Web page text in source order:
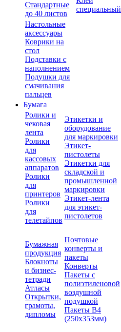
Стандартные
до 40 листов
специальный
Настольные
аксессуары
Коврики на
стол
Подставки с
наполнением
Подушки для
смачивания
пальцев
Бумага
Ролики и
чековая
лента
Ролики
для
кассовых
аппаратов
Ролики
для
принтеров
Ролики
для
телетайпов
Этикетки и
оборудование
для маркировки
Этикет-
пистолеты
Этикетки для
складской и
промышленной
маркировки
Этикет-лента
для этикет-
пистолетов
Бумажная
продукция
Блокноты
и бизнес-
тетради
Атласы
Открытки,
грамоты,
дипломы
Почтовые
конверты и
пакеты
Конверты
Пакеты с
полиэтиленовой
воздушной
подушкой
Пакеты В4
(250х353мм)